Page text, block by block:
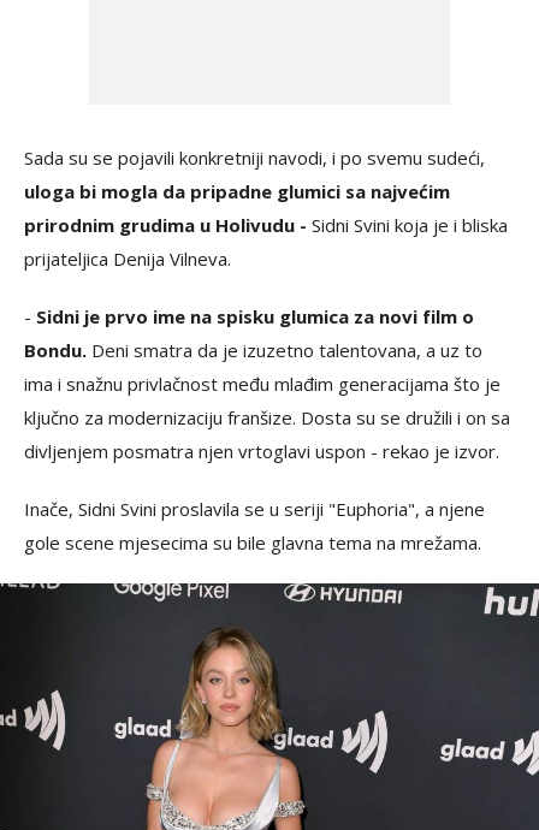
Sada su se pojavili konkretniji navodi, i po svemu sudeći,
uloga bi mogla da pripadne glumici sa najvećim
prirodnim grudima u Holivudu - Sidni Svini koja je i bliska
prijateljica Denija Vilneva.
- Sidni je prvo ime na spisku glumica za novi film o
Bondu. Deni smatra da je izuzetno talentovana, a uz to
ima i snažnu privlačnost među mlađim generacijama što je
ključno za modernizaciju franšize. Dosta su se družili i on sa
divljenjem posmatra njen vrtoglavi uspon - rekao je izvor.
Inače, Sidni Svini proslavila se u seriji "Euphoria", a njene
gole scene mjesecima su bile glavna tema na mrežama.